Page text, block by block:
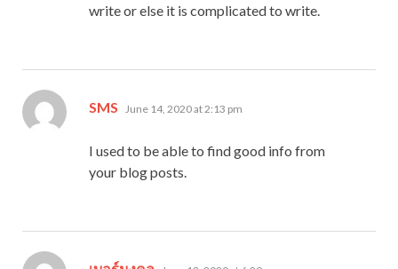
write or else it is complicated to write.
SMS says:
June 14, 2020 at 2:13 pm
I used to be able to find good info from
your blog posts.
says: